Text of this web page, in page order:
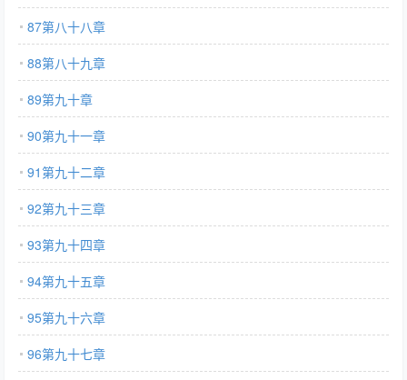
87第八十八章
88第八十九章
89第九十章
90第九十一章
91第九十二章
92第九十三章
93第九十四章
94第九十五章
95第九十六章
96第九十七章